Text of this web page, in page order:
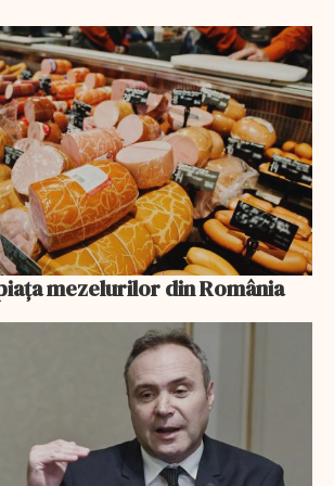
mezelurilor din România